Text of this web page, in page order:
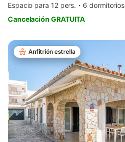
Espacio para 12 pers.
6 dormitorios
Cancelación GRATUITA
Anfitrión estrella